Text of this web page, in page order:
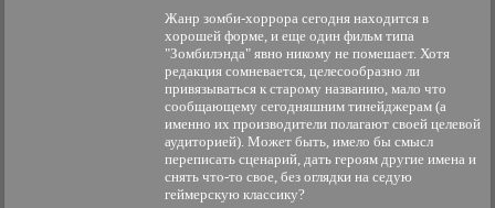
Жанр зомби-хоррора сегодня находится в
хорошей форме, и еще один фильм типа
"Зомбилэнда" явно никому не помешает. Хотя
редакция сомневается, целесообразно ли
привязываться к старому названию, мало что
сообщающему сегодняшним тинейджерам (а
именно их производители полагают своей целевой
аудиторией). Может быть, имело бы смысл
переписать сценарий, дать героям другие имена и
снять что-то свое, без оглядки на седую
геймерскую классику?